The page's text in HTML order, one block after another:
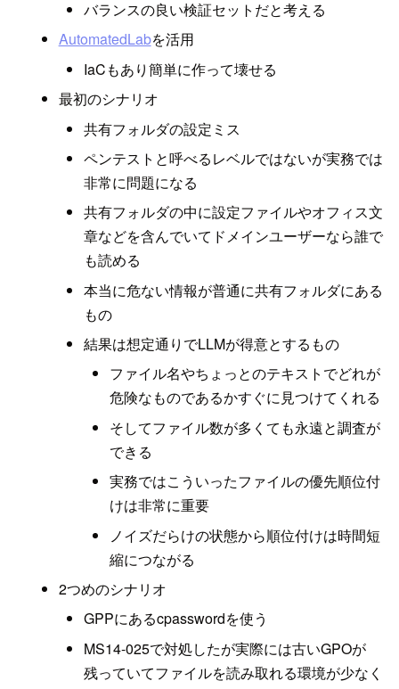
バランスの良い検証セットだと考える
AutomatedLabを活用
IaCもあり簡単に作って壊せる
最初のシナリオ
共有フォルダの設定ミス
ペンテストと呼べるレベルではないが実務では
非常に問題になる
共有フォルダの中に設定ファイルやオフィス文
章などを含んでいてドメインユーザーなら誰で
も読める
本当に危ない情報が普通に共有フォルダにある
もの
結果は想定通りでLLMが得意とするもの
ファイル名やちょっとのテキストでどれが
危険なものであるかすぐに見つけてくれる
そしてファイル数が多くても永遠と調査が
できる
実務ではこういったファイルの優先順位付
けは非常に重要
ノイズだらけの状態から順位付けは時間短
縮につながる
2つめのシナリオ
GPPにあるcpasswordを使う
MS14-025で対処したが実際には古いGPOが
残っていてファイルを読み取れる環境が少なく